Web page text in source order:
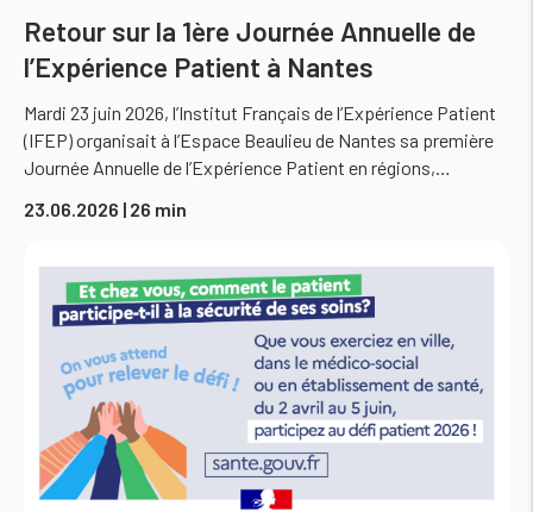
Retour sur la 1ère Journée Annuelle de
l’Expérience Patient à Nantes
Mardi 23 juin 2026, l’Institut Français de l’Expérience Patient
(IFEP) organisait à l’Espace Beaulieu de Nantes sa première
Journée Annuelle de l’Expérience Patient en régions,…
23.06.2026 | 26 min